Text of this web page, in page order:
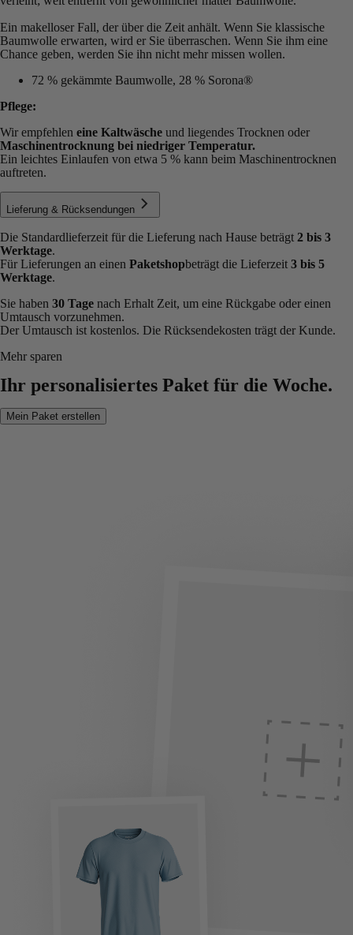
Ein makelloser Fall, der über die Zeit anhält. Wenn Sie klassische
Baumwolle erwarten, wird er Sie überraschen. Wenn Sie ihm eine
Chance geben, werden Sie ihn nicht mehr missen wollen.
72 % gekämmte Baumwolle, 28 % Sorona®
Pflege:
Wir empfehlen eine Kaltwäsche und liegendes Trocknen oder
Maschinentrocknung bei niedriger Temperatur.
Ein leichtes Einlaufen von etwa 5 % kann beim Maschinentrocknen
auftreten.
Lieferung & Rücksendungen
Die Standardlieferzeit für die Lieferung nach Hause beträgt 2 bis 3
Werktage.
Für Lieferungen an einen Paketshopbeträgt die Lieferzeit 3 bis 5
Werktage.
Sie haben 30 Tage nach Erhalt Zeit, um eine Rückgabe oder einen
Umtausch vorzunehmen.
Der Umtausch ist kostenlos. Die Rücksendekosten trägt der Kunde.
Mehr sparen
Ihr personalisiertes Paket für die Woche.
Mein Paket erstellen